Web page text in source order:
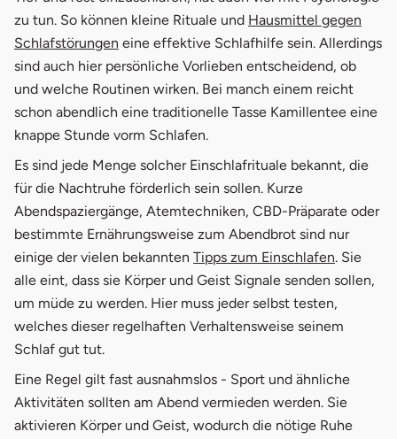
zu tun. So können kleine Rituale und Hausmittel gegen
Schlafstörungen eine effektive Schlafhilfe sein. Allerdings
sind auch hier persönliche Vorlieben entscheidend, ob
und welche Routinen wirken. Bei manch einem reicht
schon abendlich eine traditionelle Tasse Kamillentee eine
knappe Stunde vorm Schlafen.
Es sind jede Menge solcher Einschlafrituale bekannt, die
für die Nachtruhe förderlich sein sollen. Kurze
Abendspaziergänge, Atemtechniken, CBD-Präparate oder
bestimmte Ernährungsweise zum Abendbrot sind nur
einige der vielen bekannten Tipps zum Einschlafen. Sie
alle eint, dass sie Körper und Geist Signale senden sollen,
um müde zu werden. Hier muss jeder selbst testen,
welches dieser regelhaften Verhaltensweise seinem
Schlaf gut tut.
Eine Regel gilt fast ausnahmslos - Sport und ähnliche
Aktivitäten sollten am Abend vermieden werden. Sie
aktivieren Körper und Geist, wodurch die nötige Ruhe